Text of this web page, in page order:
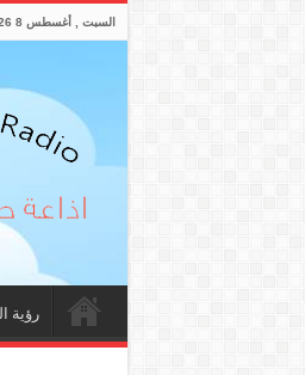
السبت , أغسطس 8 2026
رؤية